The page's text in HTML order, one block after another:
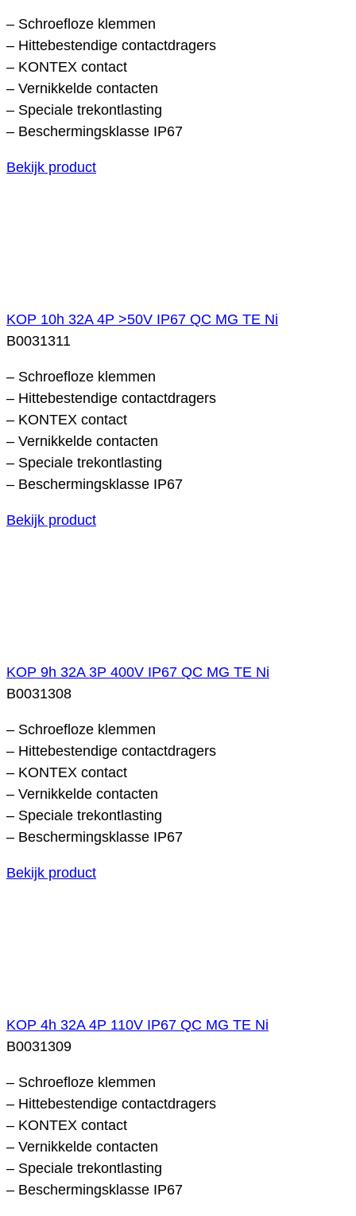
– Schroefloze klemmen
– Hittebestendige contactdragers
– KONTEX contact
– Vernikkelde contacten
– Speciale trekontlasting
– Beschermingsklasse IP67
Bekijk product
KOP 10h 32A 4P >50V IP67 QC MG TE Ni
B0031311
– Schroefloze klemmen
– Hittebestendige contactdragers
– KONTEX contact
– Vernikkelde contacten
– Speciale trekontlasting
– Beschermingsklasse IP67
Bekijk product
KOP 9h 32A 3P 400V IP67 QC MG TE Ni
B0031308
– Schroefloze klemmen
– Hittebestendige contactdragers
– KONTEX contact
– Vernikkelde contacten
– Speciale trekontlasting
– Beschermingsklasse IP67
Bekijk product
KOP 4h 32A 4P 110V IP67 QC MG TE Ni
B0031309
– Schroefloze klemmen
– Hittebestendige contactdragers
– KONTEX contact
– Vernikkelde contacten
– Speciale trekontlasting
– Beschermingsklasse IP67